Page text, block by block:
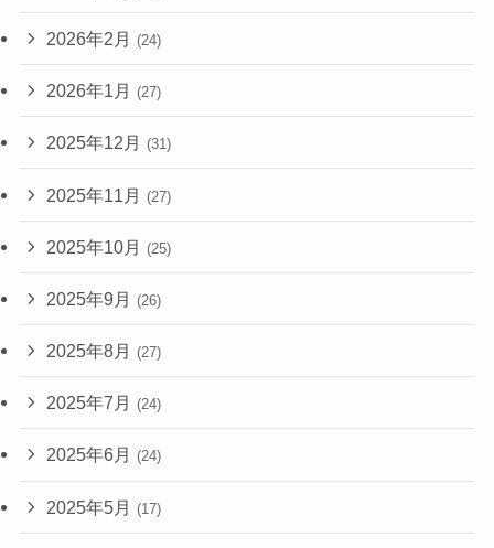
2026年2月 (24)
2026年1月 (27)
2025年12月 (31)
2025年11月 (27)
2025年10月 (25)
2025年9月 (26)
2025年8月 (27)
2025年7月 (24)
2025年6月 (24)
2025年5月 (17)